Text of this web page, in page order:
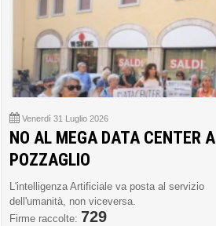
Venerdì 31 Luglio 2026
NO AL MEGA DATA CENTER A
POZZAGLIO
L'intelligenza Artificiale va posta al servizio
dell'umanità, non viceversa.
Firme raccolte: 729